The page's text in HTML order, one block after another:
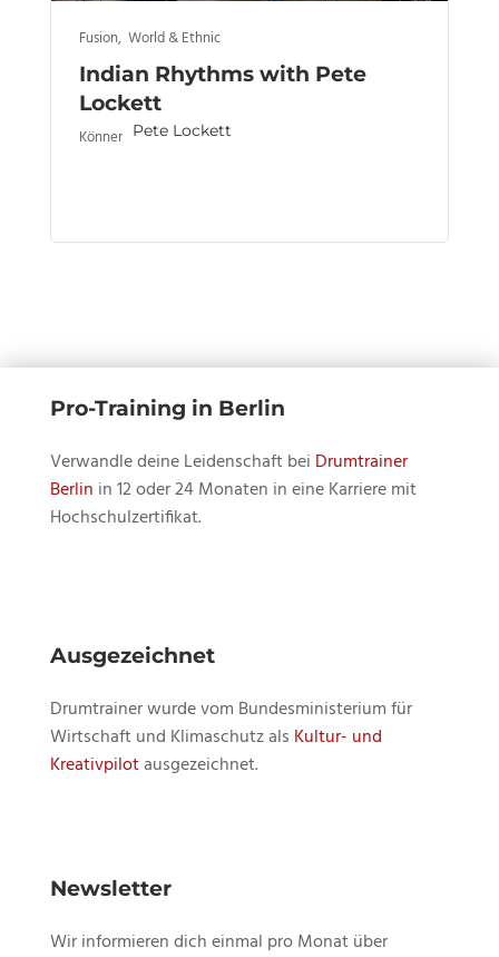
Fusion, World & Ethnic
Indian Rhythms with Pete
Lockett
Könner Pete Lockett
Pro-Training in Berlin
Verwandle deine Leidenschaft bei Drumtrainer
Berlin in 12 oder 24 Monaten in eine Karriere mit
Hochschulzertifikat.
Ausgezeichnet
Drumtrainer wurde vom Bundesministerium für
Wirtschaft und Klimaschutz als Kultur- und
Kreativpilotausgezeichnet.
Newsletter
Wir informieren dich einmal pro Monat über